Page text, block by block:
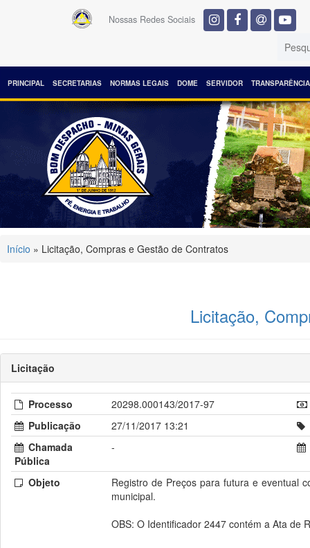
Nossas Redes Sociais
PRINCIPAL SECRETARIAS NORMAS LEGAIS DOME SERVIDOR TRANSPARÊNCIA
Início » Licitação, Compras e Gestão de Contratos
Licitação,
Licitação
Processo 20298.000143/2017-97
Publicação
27/11/2017 13:21
Chamada
Pública
-
Objeto
Registro de Preços para futura e eventual
municipal.
OBS: O Identificador 2447 contém a Ata de